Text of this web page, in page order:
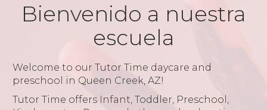
Bienvenido a nuestra
escuela
Welcome to our Tutor Time daycare and
preschool in Queen Creek, AZ!
Tutor Time offers Infant, Toddler, Preschool,